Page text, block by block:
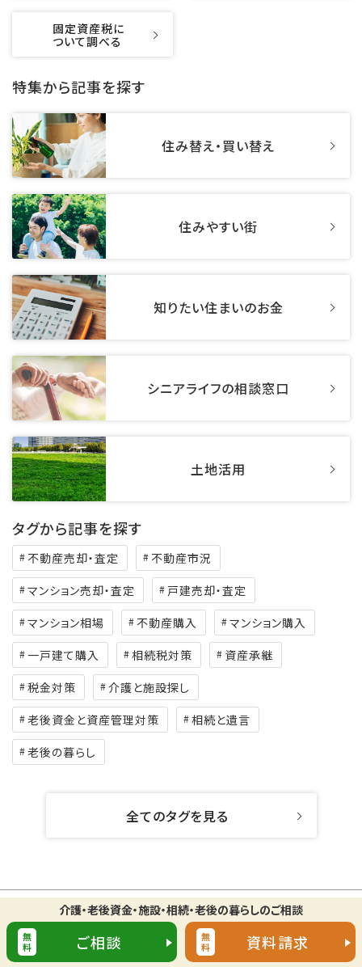
介護・老後資金・施設・相続・老後の暮らしのご相談
無
料
ご相談
無
料
資料請求
固定資産税に
ついて調べる
特集から記事を探す
住み替え・買い替え
住みやすい街
知りたい住まいのお金
シニアライフの相談窓口
土地活用
タグから記事を探す
不動産売却・査定
不動産市況
マンション売却・査定
戸建売却・査定
マンション相場
不動産購入
マンション購入
一戸建て購入
相続税対策
資産承継
税金対策
介護と施設探し
老後資金と資産管理対策
相続と遺言
老後の暮らし
全てのタグを見る
この記事に関連する記事